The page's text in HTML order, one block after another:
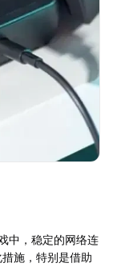
中，稳定的网络连
施，特别是借助